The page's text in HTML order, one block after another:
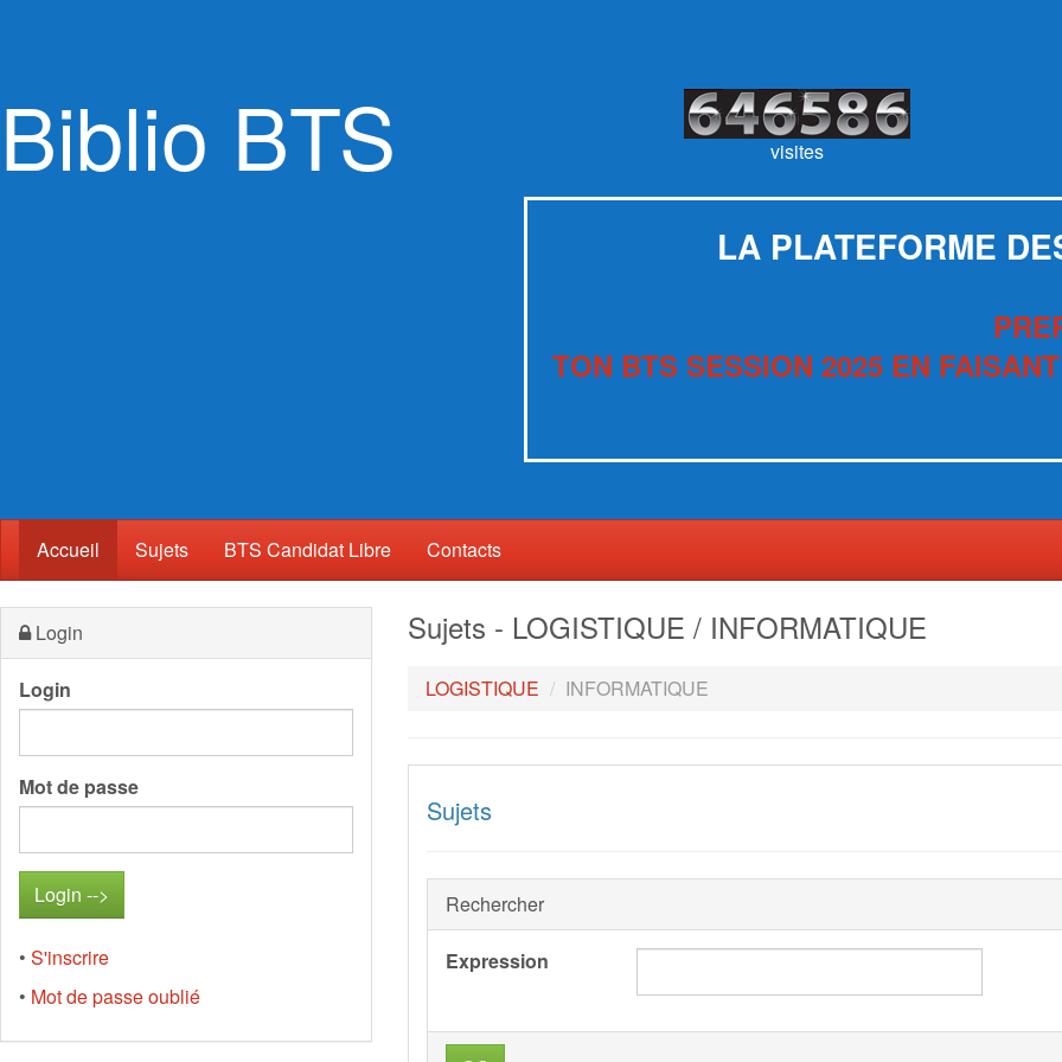
Biblio BTS visites
LA PLATEFORME
TON BTS SESSION 2025 EN
Accueil (current)
Sujets BTS Candidat Libre Contacts
Login
Login
Mot de passe
• S'inscrire
• Mot de passe oublié
Sujets - LOGISTIQUE / INFORMATIQUE
LOGISTIQUE INFORMATIQUE
Sujets
Rechercher
Expression